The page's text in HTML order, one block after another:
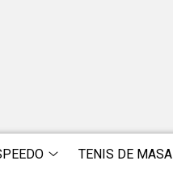
TENIS DE MASA